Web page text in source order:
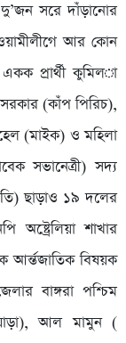
সরে দাঁড়ানোর
আর কোন
প্রার্থী কুমিল­া
(কাঁপ পিরিচ),
(মাইক) ও মহিলা
সভানেত্রী) সদ্য
ছাড়াও ১৯ দলের
অষ্ট্রেলিয়া শাখার
আর্ন্তজাতিক বিষয়ক
বাঙ্গরা পশ্চিম
আল মামুন (